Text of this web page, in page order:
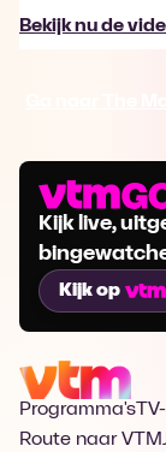
Bekijk nu de
Kijk live,
Kijk op
Programma's
Route naar VTM